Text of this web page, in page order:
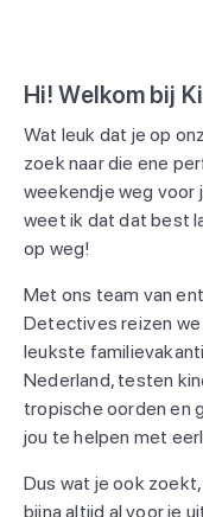
Hi! Welkom bij
Wat leuk dat je op
zoek naar die ene
weekendje weg voor
weet ik dat dat best
op weg!
Met ons team van
Detectives reizen we
leukste
Nederland, testen
tropische oorden en
jou te helpen met
Dus wat je ook
bijna altijd al voor je